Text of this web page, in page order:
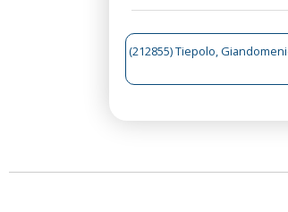
(212855) Tiepolo,